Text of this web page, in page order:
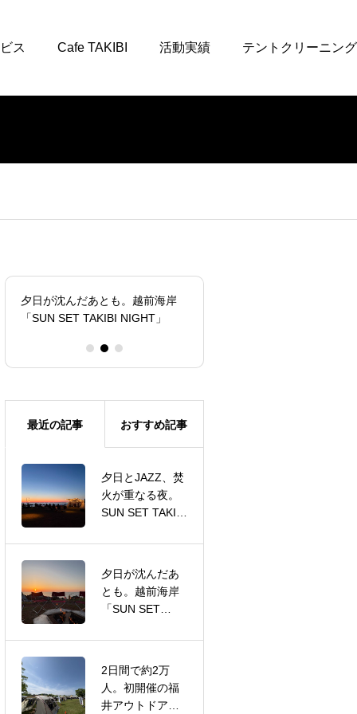
ス Cafe TAKIBI 活動実績 テントクリーニング
夕日が沈んだあとも。越前海岸
「SUN SET TAKIBI NIGHT」
最近の記事 おすすめ記事
夕日とJAZZ、焚
火が重なる夜。
SUN SET TAKIBI
夕日が沈んだあ
とも。越前海岸
「SUN SET
2日間で約2万
人。初開催の福
井アウトドアフ
スノーピークサ
ーキュレーショ
ンコア代表に就
バッグのクレン
ジングについて
福井市中央公園
で叶えた、青空
の下のパークウ